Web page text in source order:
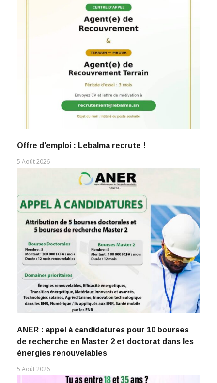
Offre d’emploi : Lebalma recrute !
5 Août 2026
ANER : appel à candidatures pour 10 bourses
de recherche en Master 2 et doctorat dans les
énergies renouvelables
5 Août 2026